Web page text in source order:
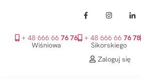
+ 48 666 66 76 76
Wiśniowa
+ 48 666 66 76 78
Sikorskiego
Zaloguj się